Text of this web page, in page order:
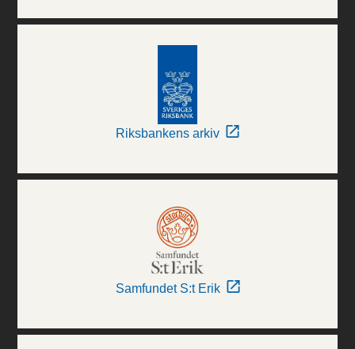
Riksbankens arkiv
Samfundet S:t Erik